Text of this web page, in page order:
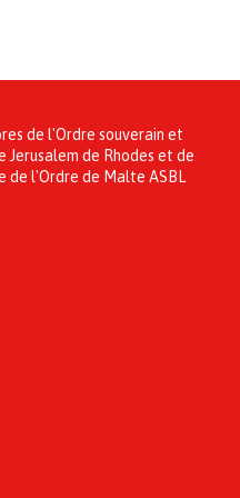
de l'Ordre souverain et
de Rhodes et de
de l'Ordre de Malte ASBL